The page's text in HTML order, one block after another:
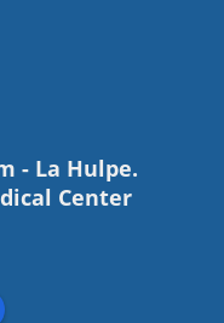
- La Hulpe.
Center